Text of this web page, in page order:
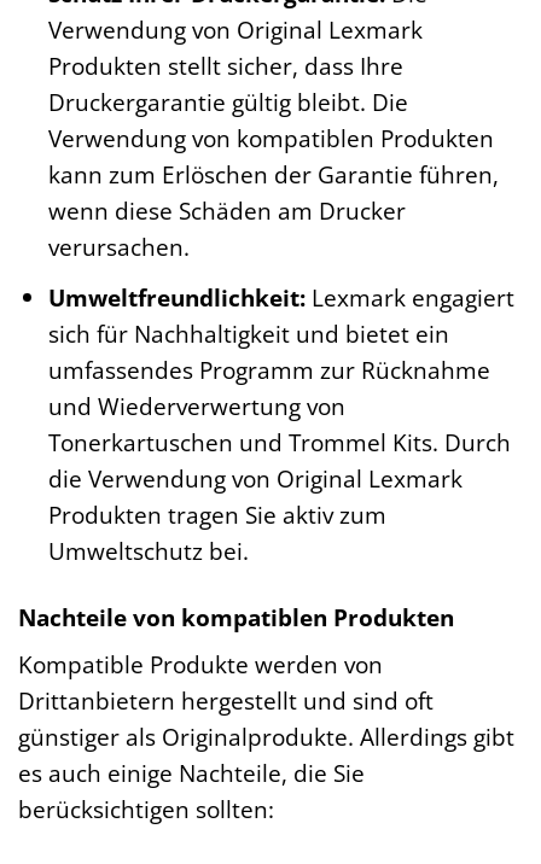
Verwendung von Original Lexmark
Produkten stellt sicher, dass Ihre
Druckergarantie gültig bleibt. Die
Verwendung von kompatiblen Produkten
kann zum Erlöschen der Garantie führen,
wenn diese Schäden am Drucker
verursachen.
Umweltfreundlichkeit:Lexmark engagiert
sich für Nachhaltigkeit und bietet ein
umfassendes Programm zur Rücknahme
und Wiederverwertung von
Tonerkartuschen und Trommel Kits. Durch
die Verwendung von Original Lexmark
Produkten tragen Sie aktiv zum
Umweltschutz bei.
Nachteile von kompatiblen Produkten
Kompatible Produkte werden von
Drittanbietern hergestellt und sind oft
günstiger als Originalprodukte. Allerdings gibt
es auch einige Nachteile, die Sie
berücksichtigen sollten: